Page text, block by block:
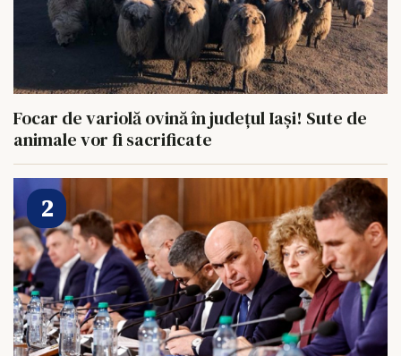
Focar de variolă ovină în județul Iași! Sute de
animale vor fi sacrificate